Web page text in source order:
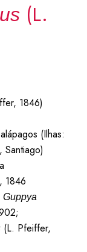
(L.
1846)
(Ilhas:
Santiago)
1846
Guppya
(L. Pfeiffer,